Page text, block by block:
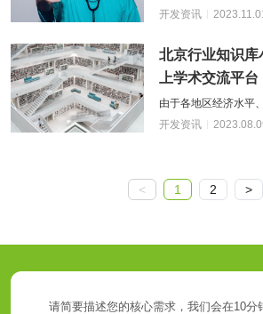
的助手，越来越多的
开发资讯
北京行业知识
上学术交流平台
由于各地区经济水平
业资源分配也存在不
开发资讯
< 1 2 >
请简要描述您的核心需求，我们会在10分